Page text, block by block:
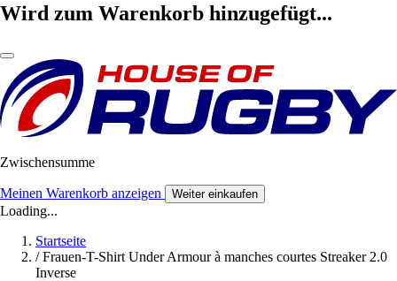
Wird zum Warenkorb hinzugefügt...
Zwischensumme
Meinen Warenkorb anzeigen Weiter einkaufen
Loading...
Startseite
/ Frauen-T-Shirt Under Armour à manches courtes Streaker 2.0
Inverse